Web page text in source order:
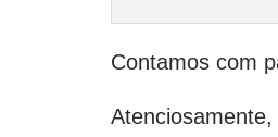
Contamos com
Atenciosamente,